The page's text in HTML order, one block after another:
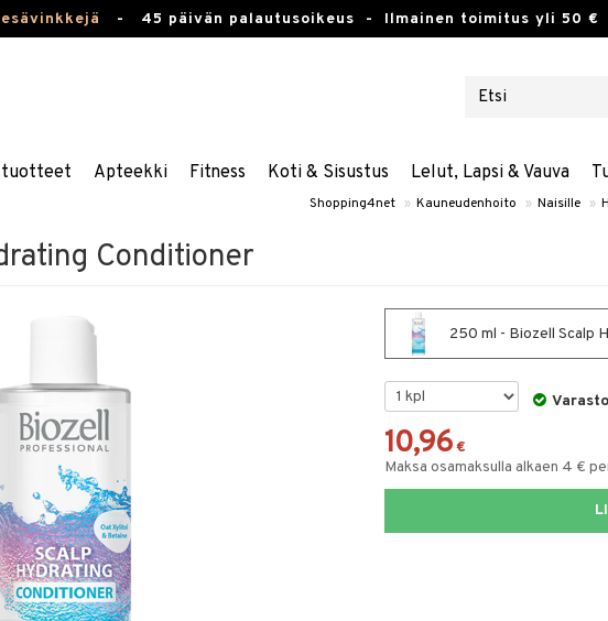
- 45 päivän palautusoikeus - Ilmainen toimitus yli 50 €
Apteekki Fitness Koti & Sisustus Lelut, Lapsi & Vauva
Shopping4net » Kauneudenhoito » Naisille »
Conditioner
250 ml - Biozell Scalp
10,96 €
Maksa osamaksulla alkaen 4 €